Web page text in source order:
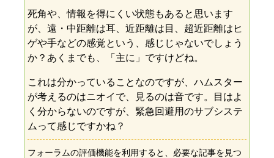
死角や、情報を得にくい状態もあると思います
が、遠・中距離は耳、近距離は目、超近距離はヒ
ゲや手などの感覚という、感じじゃないでしょう
か？あくまでも、「主に」ですけどね。
これは分かっていることなのですが、ハムスター
が考えるのはニオイで、見るのは音です。目はよ
く分からないのですが、緊急回避用のサブシステ
ムって感じですかね？
フォーラムの評価機能を利用すると、必要な記事を見つ